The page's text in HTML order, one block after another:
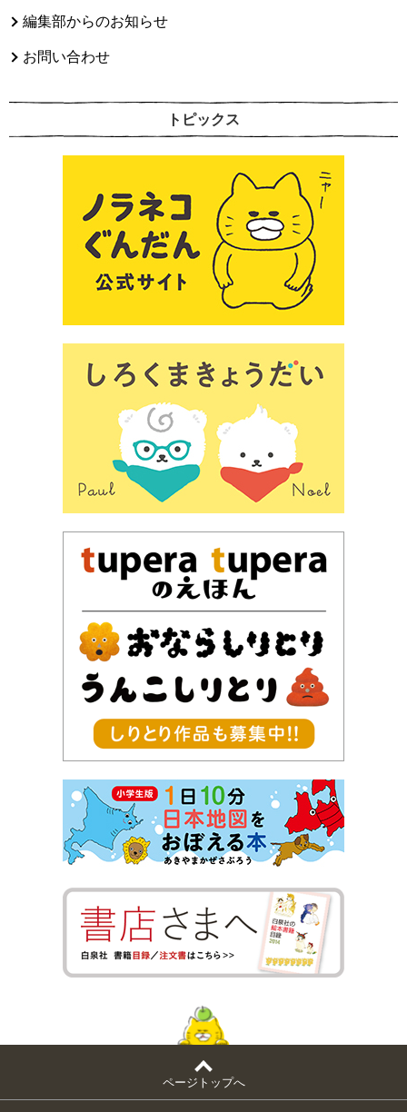
編集部からのお知らせ
お問い合わせ
トピックス
ページトップへ